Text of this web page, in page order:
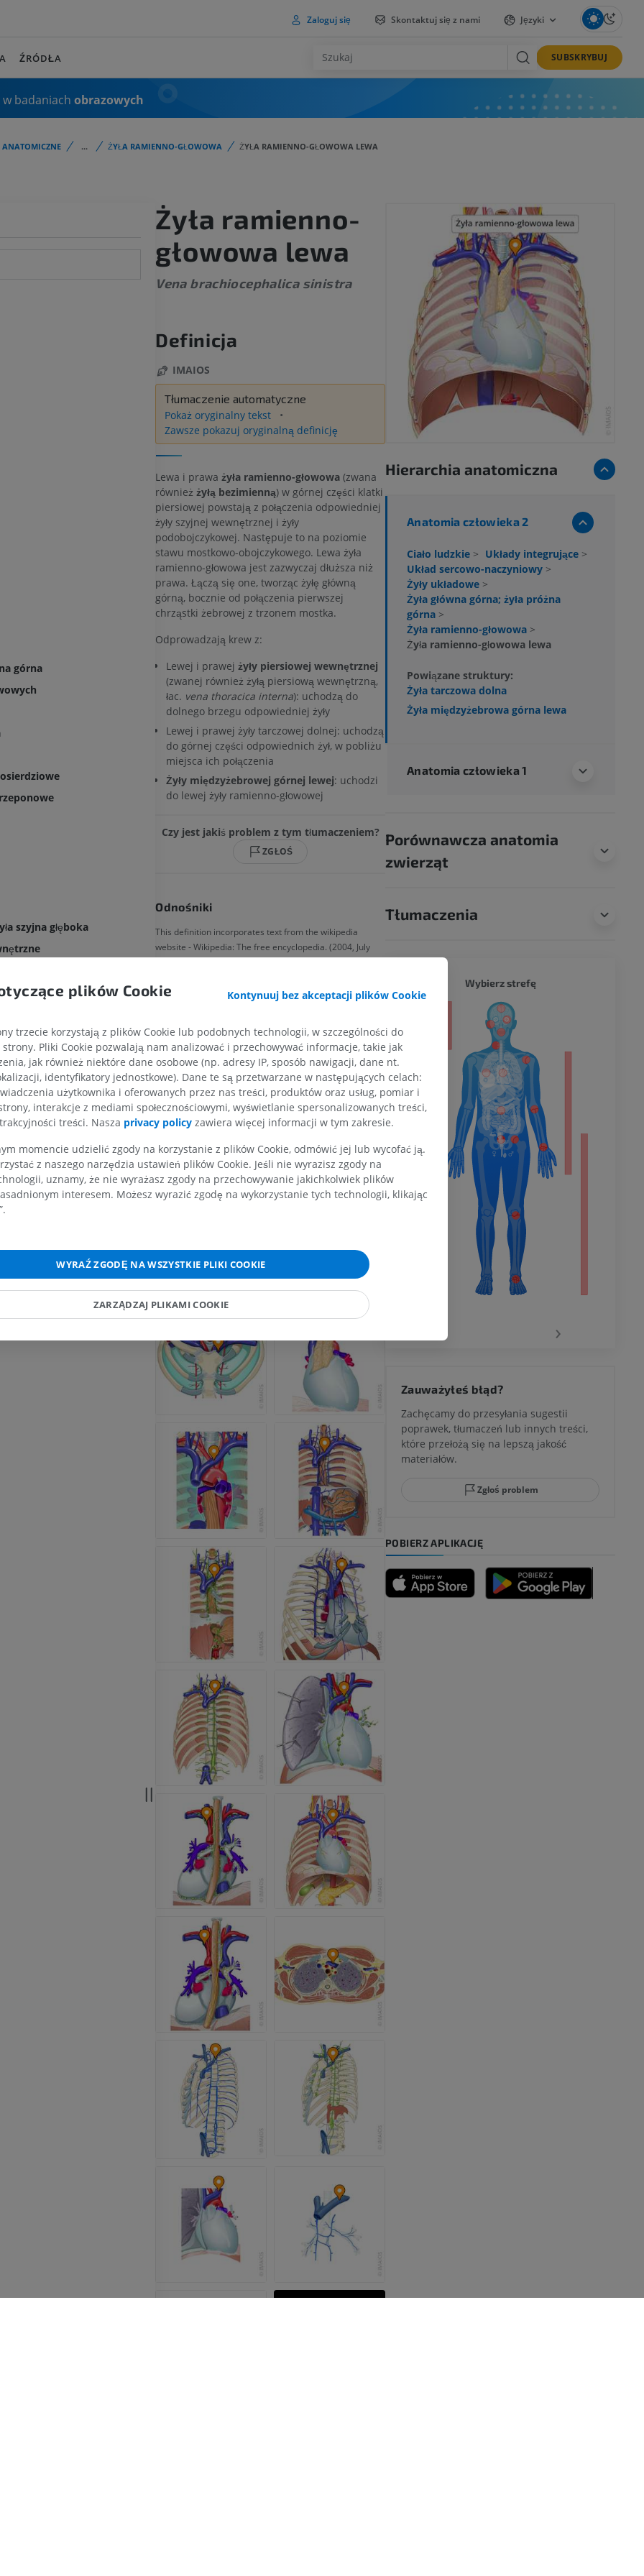
Zaloguj się Skontaktuj się z nami Języki
ŹRÓDŁA SUBSKRYBUJ
badaniach obrazowych
ANATOMICZNE ... ŻYŁA RAMIENNO-GŁOWOWA ŻYŁA RAMIENNO-GŁOWOWA LEWA
górna
osierdziowe
szyjna głęboka
prawa
lewa
brzegu dolnego żyły ramienno-głowowej z tchawicą
górnej
dolna
Żyła ramienno-
głowowa lewa
Vena brachiocephalica sinistra
Definicja
IMAIOS
Tłumaczenie automatyczne
Pokaż oryginalny tekst
Zawsze pokazuj oryginalną definicję
Lewa i prawa żyła ramienno-głowowa (zwana
również żyłą bezimienną) w górnej części klatki
piersiowej powstają z połączenia odpowiedniej
żyły szyjnej wewnętrznej i żyły
podobojczykowej. Następuje to na poziomie
stawu mostkowo-obojczykowego. Lewa żyła
ramienno-głowowa jest zazwyczaj dłuższa niż
prawa. Łączą się one, tworząc żyłę główną
górną, bocznie od połączenia pierwszej
chrząstki żebrowej z trzonem mostka.
Odprowadzają krew z:
Lewej i prawej żyły piersiowej wewnętrznej
(zwanej również żyłą piersiową wewnętrzną,
łac. vena thoracica interna): uchodzą do
dolnego brzegu odpowiedniej żyły
Lewej i prawej żyły tarczowej dolnej: uchodzą
do górnej części odpowiednich żył, w pobliżu
miejsca ich połączenia
Żyły międzyżebrowej górnej lewej: uchodzi
do lewej żyły ramienno-głowowej
Czy jest jakiś problem z tym tłumaczeniem?
ZGŁOŚ
Odnośniki
This definition incorporates text from the wikipedia
website - Wikipedia: The free encyclopedia. (2004, July
Galeria
Hierarchia anatomiczna
Anatomia człowieka 2
Ciało ludzkie > Układy integrujące >
Układ sercowo-naczyniowy >
Żyły układowe >
Żyła główna górna; żyła próżna
górna >
Żyła ramienno-głowowa >
Żyła ramienno-głowowa lewa
Powiązane struktury:
Żyła tarczowa dolna
Żyła międzyżebrowa górna lewa
Anatomia człowieka 1
Porównawcza anatomia
zwierząt
Tłumaczenia
RM
PREMIUM
RM obojczyka
RM
PREMIUM
RM nadgarstka
RM
PREMIUM
PREMIUM
PREMIUM
Ilustracje
PREMIUM
RTG kończyny dolnej
Radiografia
ZA DARMO
RM kończyny dolnej
RM
PREMIUM
RM
PREMIUM
PREMIUM
Artrografia TK kolana
Artrogram TK
RM kostki i kości stępu
RM przodostopia
Obraz CTA kończyny dolnej
PREMIUM
Tętnice i kości nogi
ZA DARMO
Arteriografia kończyny
Angiografia
ZA DARMO
Wybierz strefę
‹ ›
Zauważyłeś błąd?
Zachęcamy do przesyłania sugestii
poprawek, tłumaczeń lub innych treści,
które przełożą się na lepszą jakość
materiałów.
Zgłoś problem
POBIERZ APLIKACJĘ
plików Cookie Kontynuuj bez akceptacji plików Cookie
trzecie korzystają z plików Cookie lub podobnych technologii, w szczególności do
Pliki Cookie pozwalają nam analizować i przechowywać informacje, takie jak
jak również niektóre dane osobowe (np. adresy IP, sposób nawigacji, dane nt.
identyfikatory jednostkowe). Dane te są przetwarzane w następujących celach:
użytkownika i oferowanych przez nas treści, produktów oraz usług, pomiar i
interakcje z mediami społecznościowymi, wyświetlanie spersonalizowanych treści,
treści. Nasza privacy policy zawiera więcej informacji w tym zakresie.
momencie udzielić zgody na korzystanie z plików Cookie, odmówić jej lub wycofać ją.
z naszego narzędzia ustawień plików Cookie. Jeśli nie wyrazisz zgody na
uznamy, że nie wyrażasz zgody na przechowywanie jakichkolwiek plików
interesem. Możesz wyrazić zgodę na wykorzystanie tych technologii, klikając
WYRAŹ ZGODĘ NA WSZYSTKIE PLIKI COOKIE
ZARZĄDZAJ PLIKAMI COOKIE